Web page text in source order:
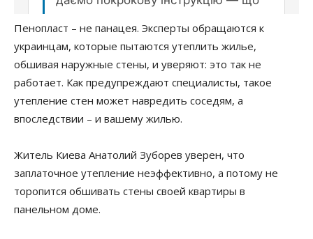
Пенопласт – не панацея. Эксперты обращаются к
украинцам, которые пытаются утеплить жилье,
обшивая наружные стены, и уверяют: это так не
работает. Как предупреждают специалисты, такое
утепление стен может навредить соседям, а
впоследствии – и вашему жилью.
Житель Киева Анатолий Зуборев уверен, что
заплаточное утепление неэффективно, а потому не
торопится обшивать стены своей квартиры в
панельном доме.